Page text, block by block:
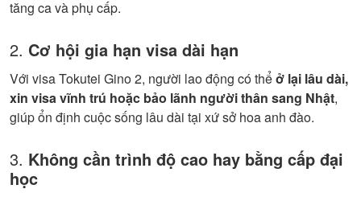
tăng ca và phụ cấp.
2. Cơ hội gia hạn visa dài hạn
Với visa Tokutei Gino 2, người lao động có thểở lại lâu dài,
xin visa vĩnh trú hoặc bảo lãnh người thân sang Nhật,
giúp ổn định cuộc sống lâu dài tại xứ sở hoa anh đào.
3. Không cần trình độ cao hay bằng cấp đại
học